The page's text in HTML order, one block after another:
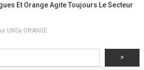
Et Orange Agite Toujours Le Secteur
UNSa ORANGE
>